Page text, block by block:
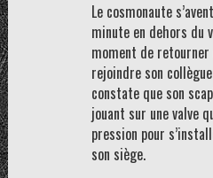
Le cosmonaute
minute en dehors du
moment de retourner
rejoindre son
constate que son
jouant sur une valve
pression pour
son siège.